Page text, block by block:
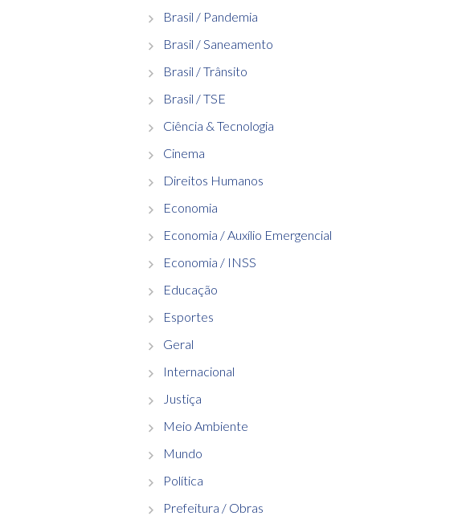
Brasil / Pandemia
Brasil / Saneamento
Brasil / Trânsito
Brasil / TSE
Ciência & Tecnologia
Cinema
Direitos Humanos
Economia
Economia / Auxílio Emergencial
Economia / INSS
Educação
Esportes
Geral
Internacional
Justiça
Meio Ambiente
Mundo
Política
Prefeitura / Obras